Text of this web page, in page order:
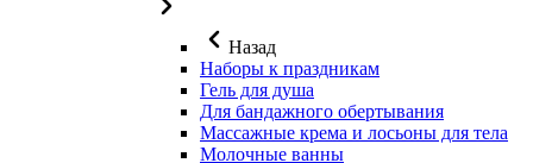
Назад
Наборы к праздникам
Гель для душа
Для бандажного обертывания
Массажные крема и лосьоны для тела
Молочные ванны